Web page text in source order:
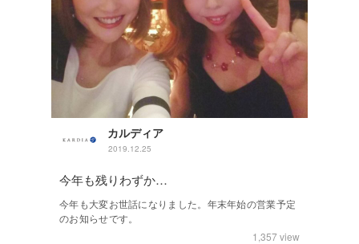
カルディア
2019.12.25
今年も残りわずか…
今年も大変お世話になりました。年末年始の営業予定
のお知らせです。
1,357view